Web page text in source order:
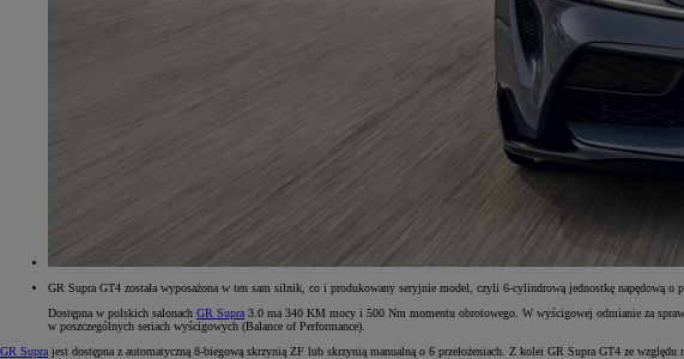
GR Supra GT4 została wyposażona w ten sam silnik, co i produkowany seryjnie model, czyli 6-cylindrową jednostkę napędową
Dostępna w polskich salonach GR Supra 3.0 ma 340 KM mocy i 500 Nm momentu obrotowego. W wyścigowej odmianie za
w poszczególnych seriach wyścigowych (Balance of Performance).
GR Supra jest dostępna z automatyczną 8-biegową skrzynią ZF lub skrzynią manualną o 6 przełożeniach. Z kolei GR Supra GT4 ze